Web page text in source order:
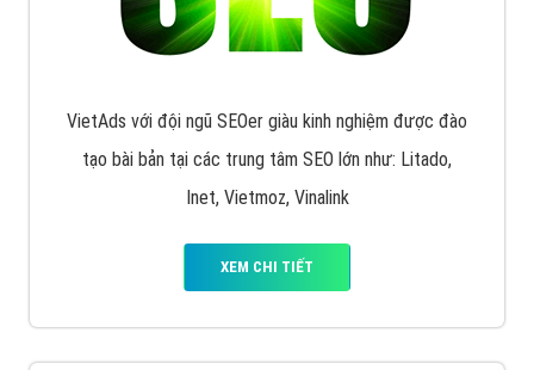
VietAds triển khai dịch vụ quảng cáo Banner Google
muốn đặt Banner
XEM CHI TIẾT